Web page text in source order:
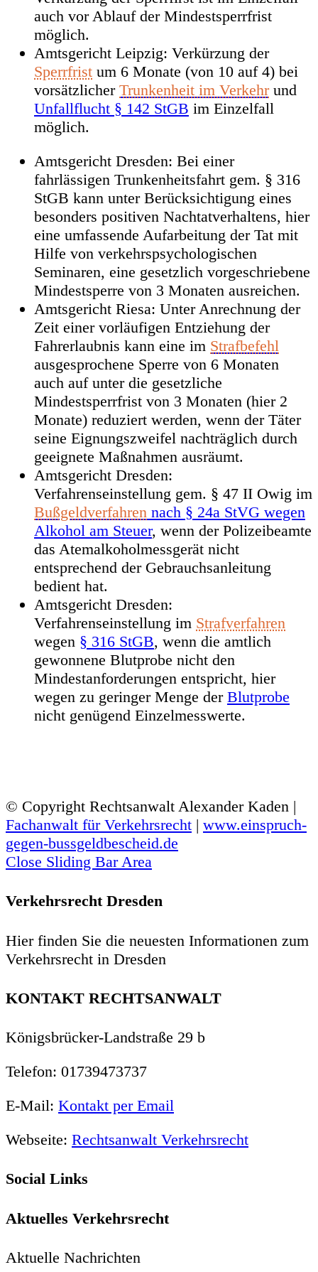
auch vor Ablauf der Mindestsperrfrist
möglich.
Amtsgericht Leipzig: Verkürzung der
Sperrfrist um 6 Monate (von 10 auf 4) bei
vorsätzlicher Trunkenheit im Verkehrund
Unfallflucht § 142 StGB im Einzelfall
möglich.
Amtsgericht Dresden: Bei einer
fahrlässigen Trunkenheitsfahrt gem. § 316
StGB kann unter Berücksichtigung eines
besonders positiven Nachtatverhaltens, hier
eine umfassende Aufarbeitung der Tat mit
Hilfe von verkehrspsychologischen
Seminaren, eine gesetzlich vorgeschriebene
Mindestsperre von 3 Monaten ausreichen.
Amtsgericht Riesa: Unter Anrechnung der
Zeit einer vorläufigen Entziehung der
Fahrerlaubnis kann eine im Strafbefehl
ausgesprochene Sperre von 6 Monaten
auch auf unter die gesetzliche
Mindestsperrfrist von 3 Monaten (hier 2
Monate) reduziert werden, wenn der Täter
seine Eignungszweifel nachträglich durch
geeignete Maßnahmen ausräumt.
Amtsgericht Dresden:
Verfahrenseinstellung gem. § 47 II Owig im
Bußgeldverfahren nach § 24a StVG wegen
Alkohol am Steuer, wenn der Polizeibeamte
das Atemalkoholmessgerät nicht
entsprechend der Gebrauchsanleitung
bedient hat.
Amtsgericht Dresden:
Verfahrenseinstellung im Strafverfahren
wegen § 316 StGB, wenn die amtlich
gewonnene Blutprobe nicht den
Mindestanforderungen entspricht, hier
wegen zu geringer Menge der Blutprobe
nicht genügend Einzelmesswerte.
© Copyright Rechtsanwalt Alexander Kaden |
Fachanwalt für Verkehrsrecht | www.einspruch-
gegen-bussgeldbescheid.de
Close Sliding Bar Area
Verkehrsrecht Dresden
Hier finden Sie die neuesten Informationen zum
Verkehrsrecht in Dresden
KONTAKT RECHTSANWALT
Königsbrücker-Landstraße 29 b
Telefon: 01739473737
E-Mail: Kontakt per Email
Webseite: Rechtsanwalt Verkehrsrecht
Social Links
Aktuelles Verkehrsrecht
Aktuelle Nachrichten